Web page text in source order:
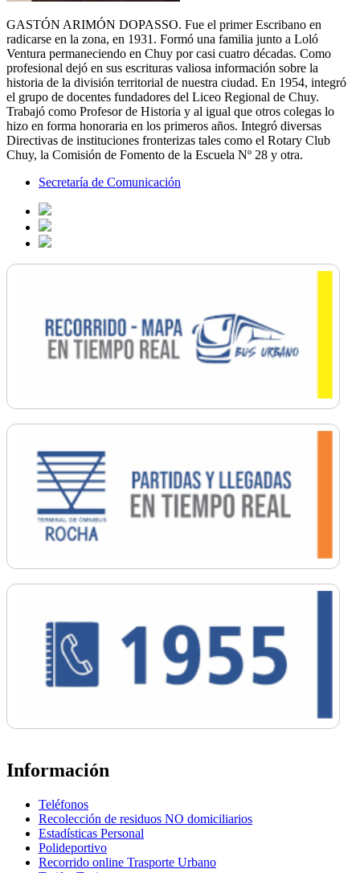
GASTÓN ARIMÓN DOPASSO. Fue el primer Escribano en
radicarse en la zona, en 1931. Formó una familia junto a Loló
Ventura permaneciendo en Chuy por casi cuatro décadas. Como
profesional dejó en sus escrituras valiosa información sobre la
historia de la división territorial de nuestra ciudad. En 1954, integró
el grupo de docentes fundadores del Liceo Regional de Chuy.
Trabajó como Profesor de Historia y al igual que otros colegas lo
hizo en forma honoraria en los primeros años. Integró diversas
Directivas de instituciones fronterizas tales como el Rotary Club
Chuy, la Comisión de Fomento de la Escuela Nº 28 y otra.
Secretaría de Comunicación
Información
Teléfonos
Recolección de residuos NO domiciliarios
Estadísticas Personal
Polideportivo
Recorrido online Trasporte Urbano